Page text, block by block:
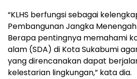
“KLHS berfungsi sebagai
Pembangunan Jangka
Berapa pentingnya memahami
alam (SDA) di Kota Sukabumi
yang direncanakan dapat
kelestarian lingkungan,” kata dia.